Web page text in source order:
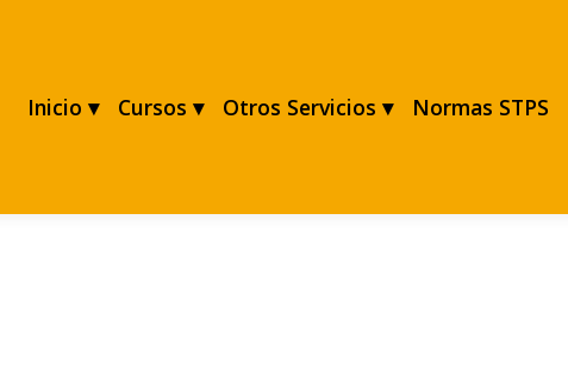
Inicio ▾ Cursos ▾ Otros Servicios ▾ Normas STPS